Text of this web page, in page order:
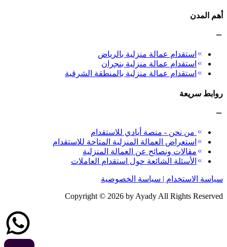
أهم المدن
استقدام عمالة منزلية بالرياض
استقدام عمالة منزلية بنجران
استقدام عمالة منزلية بالمنطقة الشرقية
روابط سريعة
من نحن - منصة أيادي للاستقدام
استعراض العمالة المنزلية المتاحة للاستقدام
مقالات ونصائح عن العمالة المنزلية
الأسئلة الشائعة حول استقدام العاملات
سياسة الاستخدام | سياسة الخصوصية
Copyright © 2026 by Ayady All Rights Reserved